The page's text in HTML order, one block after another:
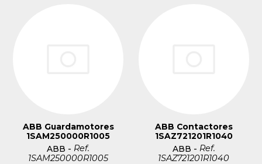
ABB Guardamotores
1SAM250000R1005
ABB - Ref.
1SAM250000R1005
ABB Contactores
1SAZ721201R1040
ABB - Ref.
1SAZ721201R1040